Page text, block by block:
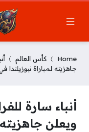
Home كأس العالم
جاهزيته لمباراة نيوزيلندا
أنباء سارة
ويعلن جاهزيته